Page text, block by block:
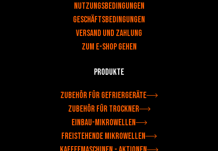
NUTZUNGSBEDINGUNGEN
Geschäftsbedingungen
Versand und Zahlung
Zum e-shop gehen
Produkte
Zubehör für Gefriergeräte
Zubehör für Trockner
Einbau-Mikrowellen
Freistehende Mikrowellen